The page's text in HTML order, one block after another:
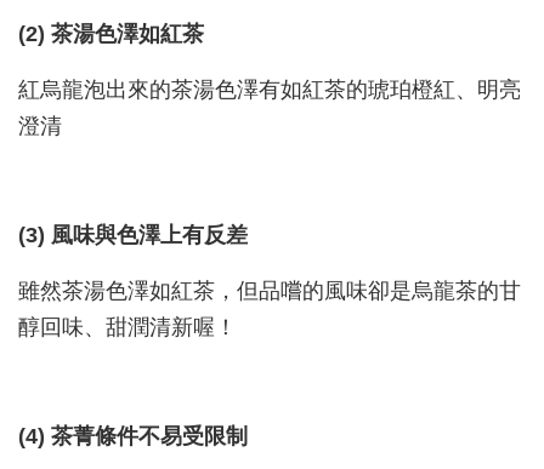
(2) 茶湯色澤如紅茶
紅烏龍泡出來的茶湯色澤有如紅茶的琥珀橙紅、明亮
澄清
(3) 風味與色澤上有反差
雖然茶湯色澤如紅茶，但品嚐的風味卻是烏龍茶的甘
醇回味、甜潤清新喔！
(4) 茶菁條件不易受限制